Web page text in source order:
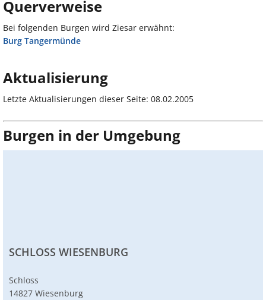
Querverweise
Bei folgenden Burgen wird Ziesar erwähnt:
Burg Tangermünde
Aktualisierung
Letzte Aktualisierungen dieser Seite: 08.02.2005
Burgen in der Umgebung
SCHLOSS WIESENBURG
Schloss
14827 Wiesenburg